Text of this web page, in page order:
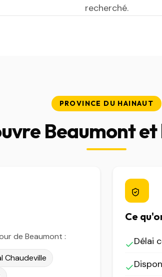
recherché.
PROVINCE DU HAINAUT
Beaumont et
de Beaumont :
Chaudeville
Ce
Délai